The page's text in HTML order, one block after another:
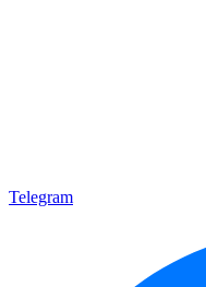
Telegram